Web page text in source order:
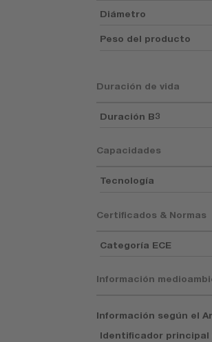
Diámetro
Peso del producto
Duración de vida
Duración B3
Capacidades
Tecnología
Certificados & Normas
Categoría ECE
Información
Información según el
Identificador principal